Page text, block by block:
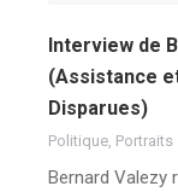
Interview de
(Assistance
Disparues)
Politique, Portraits
Bernard Valezy